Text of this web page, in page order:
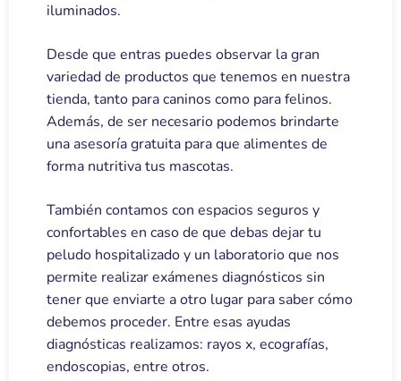
iluminados.
Desde que entras puedes observar la gran
variedad de productos que tenemos en nuestra
tienda, tanto para caninos como para felinos.
Además, de ser necesario podemos brindarte
una asesoría gratuita para que alimentes de
forma nutritiva tus mascotas.
También contamos con espacios seguros y
confortables en caso de que debas dejar tu
peludo hospitalizado y un laboratorio que nos
permite realizar exámenes diagnósticos sin
tener que enviarte a otro lugar para saber cómo
debemos proceder. Entre esas ayudas
diagnósticas realizamos: rayos x, ecografías,
endoscopias, entre otros.